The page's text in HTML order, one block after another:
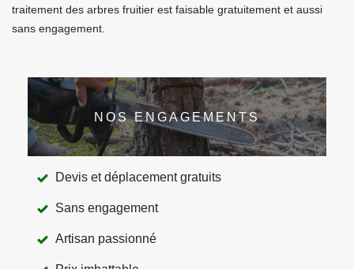
traitement des arbres fruitier est faisable gratuitement et aussi
sans engagement.
NOS ENGAGEMENTS
Devis et déplacement gratuits
Sans engagement
Artisan passionné